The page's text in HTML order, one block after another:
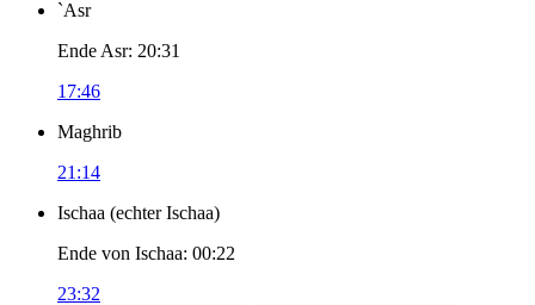
`Asr
Ende Asr: 20:31
17:46
Maghrib
21:14
Ischaa (echter Ischaa)
Ende von Ischaa: 00:22
23:32